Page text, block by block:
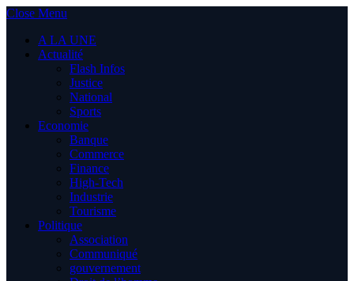
Close Menu
A LA UNE
Actualité
Flash Infos
Justice
National
Sports
Economie
Banque
Commerce
Finance
High-Tech
Industrie
Tourisme
Politique
Association
Communiqué
gouvernement